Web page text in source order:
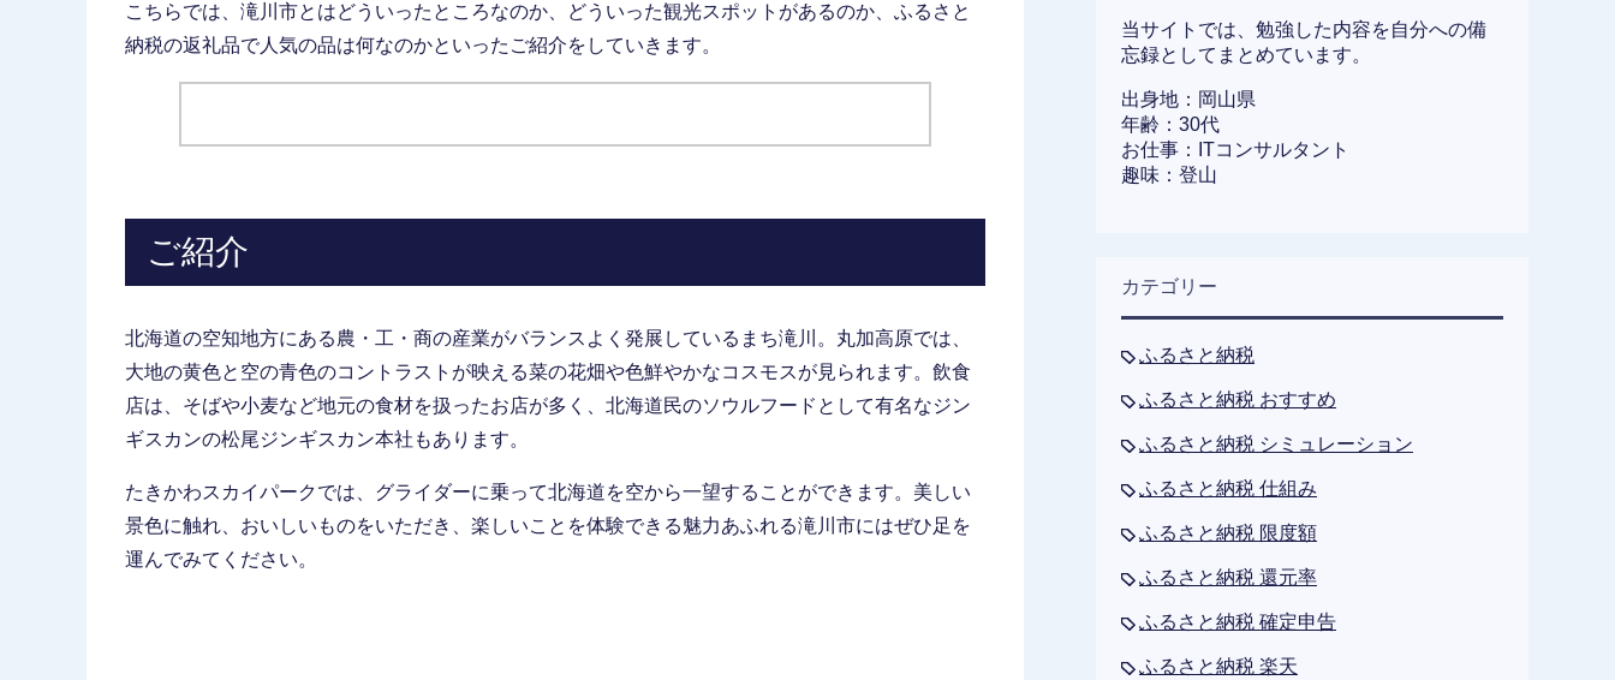
こちらでは、滝川市とはどういったところなのか、どういった観光スポットがあるのか、ふるさと
納税の返礼品で人気の品は何なのかといったご紹介をしていきます。
ご紹介
北海道の空知地方にある農・工・商の産業がバランスよく発展しているまち滝川。丸加高原では、
大地の黄色と空の青色のコントラストが映える菜の花畑や色鮮やかなコスモスが見られます。飲食
店は、そばや小麦など地元の食材を扱ったお店が多く、北海道民のソウルフードとして有名なジン
ギスカンの松尾ジンギスカン本社もあります。
たきかわスカイパークでは、グライダーに乗って北海道を空から一望することができます。美しい
景色に触れ、おいしいものをいただき、楽しいことを体験できる魅力あふれる滝川市にはぜひ足を
運んでみてください。
当サイトでは、勉強した内容を自分への備
忘録としてまとめています。
出身地：岡山県
年齢：30代
お仕事：ITコンサルタント
趣味：登山
カテゴリー
ふるさと納税
ふるさと納税 おすすめ
ふるさと納税 シミュレーション
ふるさと納税 仕組み
ふるさと納税 限度額
ふるさと納税 還元率
ふるさと納税 確定申告
ふるさと納税 楽天